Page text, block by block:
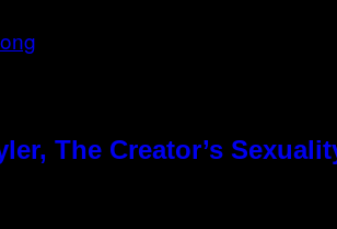
The Creator’s